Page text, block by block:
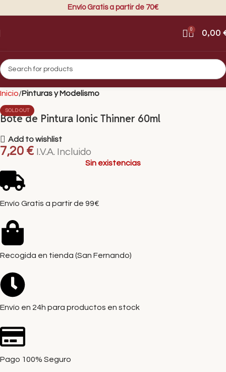
Envío Gratis a partir de 70€
0 0,00
Inicio Pinturas y Modelismo
SOLD OUT
Bote de Pintura Ionic Thinner 60ml
Add to wishlist
7,20 € I.V.A. Incluido
Sin existencias
Envío Gratis a partir de 99€
Recogida en tienda (San Fernando)
Envío en 24h para productos en stock
Pago 100% Seguro